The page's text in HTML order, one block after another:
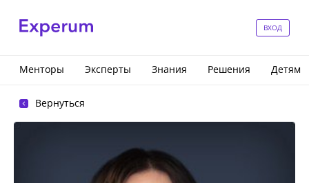
ВХОД
Менторы Эксперты Знания Решения Детям
Вернуться